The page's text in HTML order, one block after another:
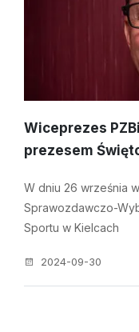
Wiceprezes
prezesem
W dniu 26 września
Sprawozdawczo-
Sportu w Kielcach
2024-09-30